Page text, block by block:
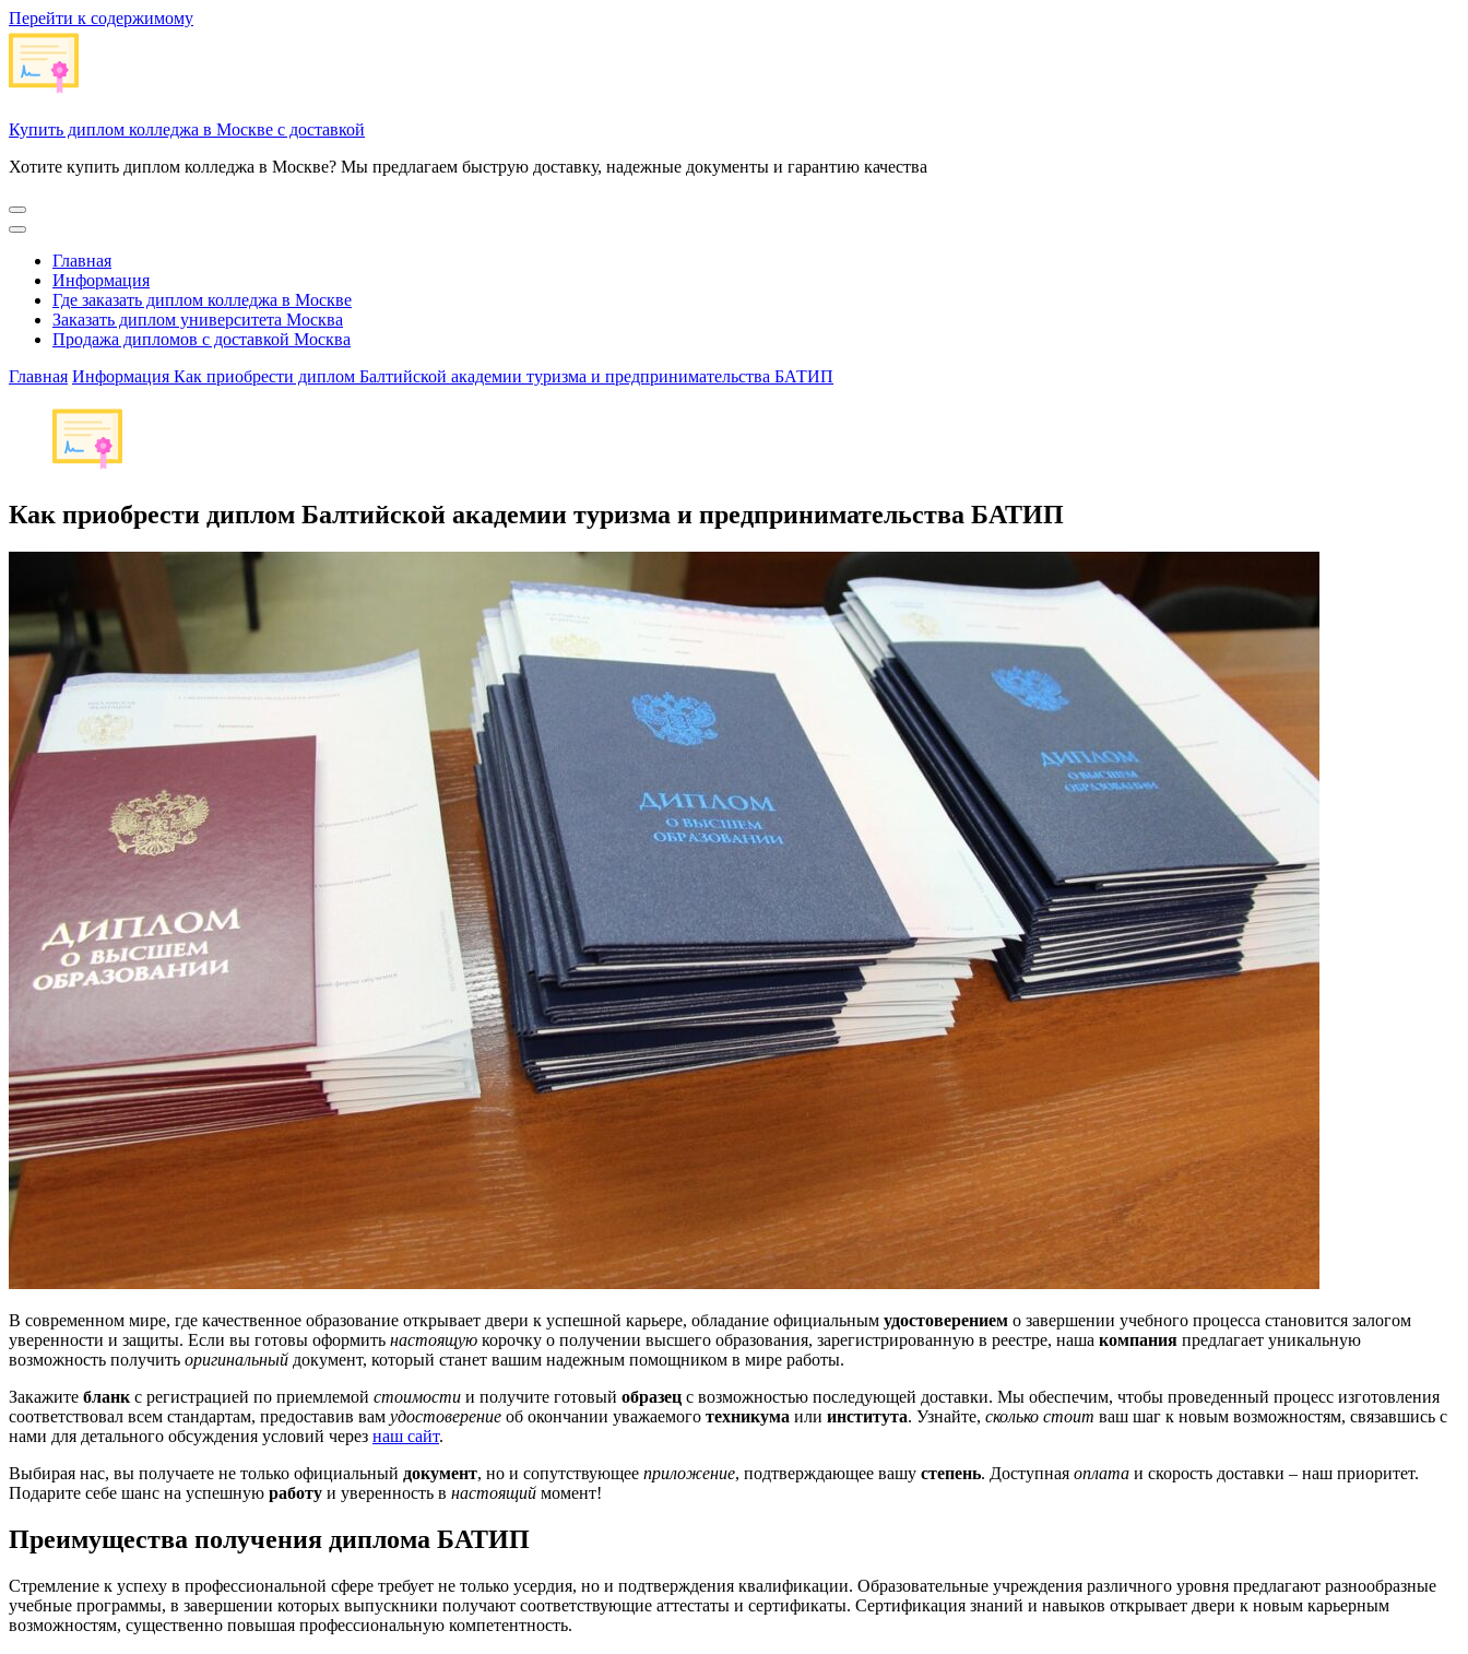
Перейти к содержимому
Купить диплом колледжа в Москве с доставкой
Хотите купить диплом колледжа в Москве? Мы предлагаем быструю доставку, надежные документы и гарантию качества
Главная
Информация
Где заказать диплом колледжа в Москве
Заказать диплом университета Москва
Продажа дипломов с доставкой Москва
Главная Информация Как приобрести диплом Балтийской академии туризма и предпринимательства БАТИП
Как приобрести диплом Балтийской академии туризма и предпринимательства БАТИП
В современном мире, где качественное образование открывает двери к успешной карьере, обладание официальным удостоверением о завершении учебного процесса становится залогом
уверенности и защиты. Если вы готовы оформить настоящую корочку о получении высшего образования, зарегистрированную в реестре, наша компания предлагает уникальную
возможность получить оригинальный документ, который станет вашим надежным помощником в мире работы.
Закажите бланк с регистрацией по приемлемой стоимости и получите готовый образец с возможностью последующей доставки. Мы обеспечим, чтобы проведенный процесс изготовления
соответствовал всем стандартам, предоставив вам удостоверение об окончании уважаемого техникума или института. Узнайте, сколько стоит ваш шаг к новым возможностям, связавшись с
нами для детального обсуждения условий через наш сайт.
Выбирая нас, вы получаете не только официальный документ, но и сопутствующее приложение, подтверждающее вашу степень. Доступная оплата и скорость доставки – наш приоритет.
Подарите себе шанс на успешную работу и уверенность в настоящий момент!
Преимущества получения диплома БАТИП
Стремление к успеху в профессиональной сфере требует не только усердия, но и подтверждения квалификации. Образовательные учреждения различного уровня предлагают разнообразные
учебные программы, в завершении которых выпускники получают соответствующие аттестаты и сертификаты. Сертификация знаний и навыков открывает двери к новым карьерным
возможностям, существенно повышая профессиональную компетентность.